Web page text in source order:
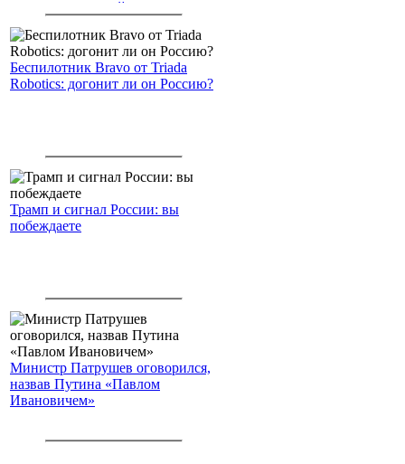
американским войскам
Беспилотник Bravo от Triada
Robotics: догонит ли он Россию?
Трамп и сигнал России: вы
побеждаете
Министр Патрушев оговорился,
назвав Путина «Павлом
Ивановичем»